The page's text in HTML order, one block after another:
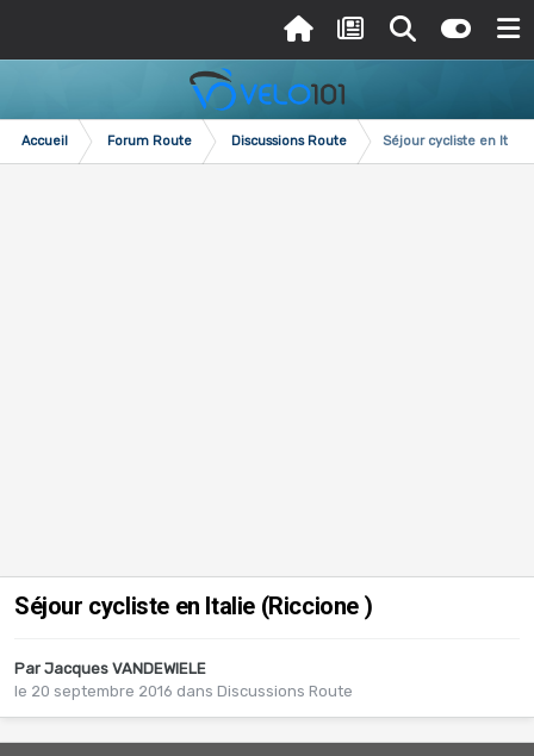
Accueil Forum Route Discussions Route Séjour cycliste en
Séjour cycliste en Italie (Riccione )
Par Jacques VANDEWIELE
le 20 septembre 2016 dans Discussions Route